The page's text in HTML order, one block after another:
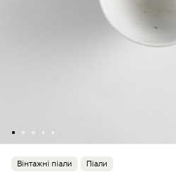
Вінтажні піали Піали